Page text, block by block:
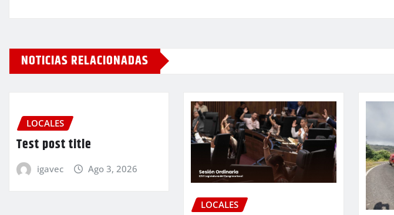
NOTICIAS RELACIONADAS
LOCALES
Test post title
igavec Ago 3, 2026
LOCALES